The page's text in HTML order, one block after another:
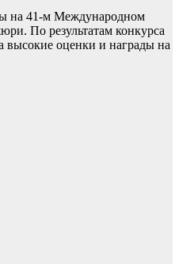
на 41-м Международном
По результатам конкурса
высокие оценки и награды на